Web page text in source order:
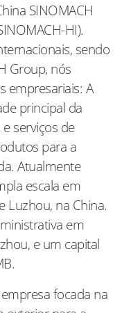
SINOMACH
HI).
sendo
Group, nós
empresariais: A
principal da
serviços de
para a
Atualmente
escala em
Luzhou, na China.
em
e um capital
focada na